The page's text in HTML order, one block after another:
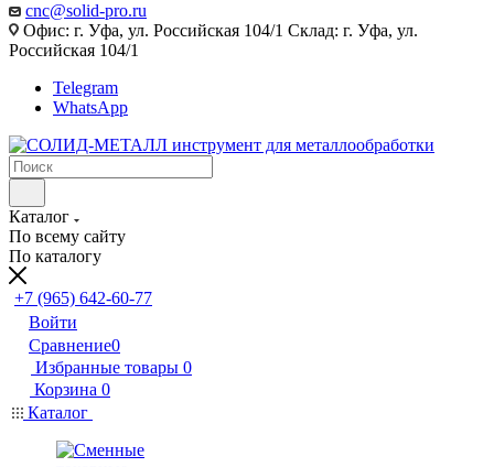
cnc@solid-pro.ru
Офис: г. Уфа, ул. Российская 104/1 Склад: г. Уфа, ул.
Российская 104/1
Telegram
WhatsApp
Каталог
По всему сайту
По каталогу
+7 (965) 642-60-77
Войти
Сравнение0
Избранные товары 0
Корзина 0
Каталог